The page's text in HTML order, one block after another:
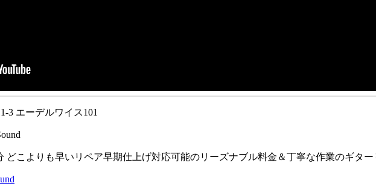
3 エーデルワイス101
どこよりも早いリペア早期仕上げ対応可能のリーズナブル料金＆丁寧な作業のギタ